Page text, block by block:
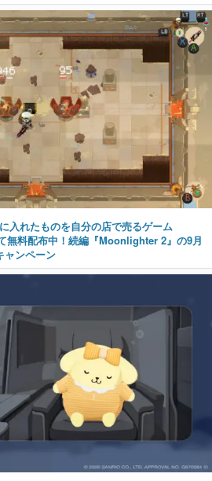
入れたものを自分の店で売るゲーム
無料配布中！続編『Moonlighter 2』の9月
ャンペーン